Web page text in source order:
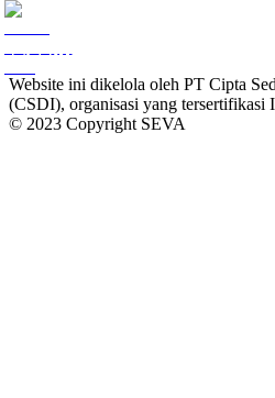
Website ini dikelola oleh PT Cipta
(CSDI), organisasi yang tersertifikasi
© 2023 Copyright SEVA